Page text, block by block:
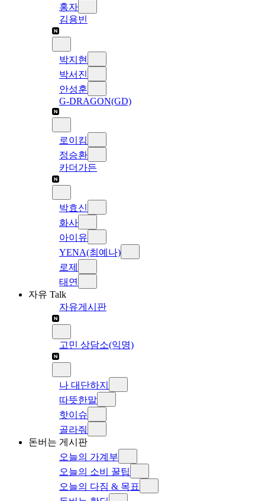
홍자
김용빈
박지현
박서진
안성훈
G-DRAGON(GD)
로이킴
정승환
카더가든
박효신
화사
아이유
YENA(최예나)
로제
태연
자유 Talk
자유게시판
고민 상담소(익명)
나 대단하지
따뜻한말
핫이슈
골라줘
돈버는 게시판
오늘의 가계부
오늘의 소비 꿀팁
오늘의 다짐 & 목표